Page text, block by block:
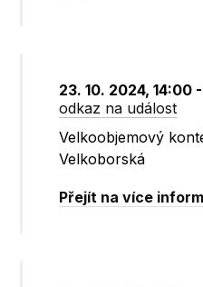
23. 10. 2024, 14:00
odkaz na událost
Velkoobjemový
Velkoborská
Přejít na více